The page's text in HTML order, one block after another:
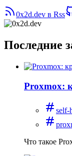
0x2d.dev в Rss
Последние
Proxmox:
self-
Что такое